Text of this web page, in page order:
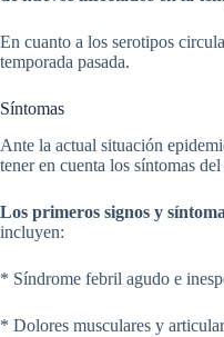
En cuanto a los serotipos
temporada pasada.
Síntomas
Ante la actual situación
tener en cuenta los síntomas
Los primeros signos y
incluyen:
* Síndrome febril agudo e
* Dolores musculares y